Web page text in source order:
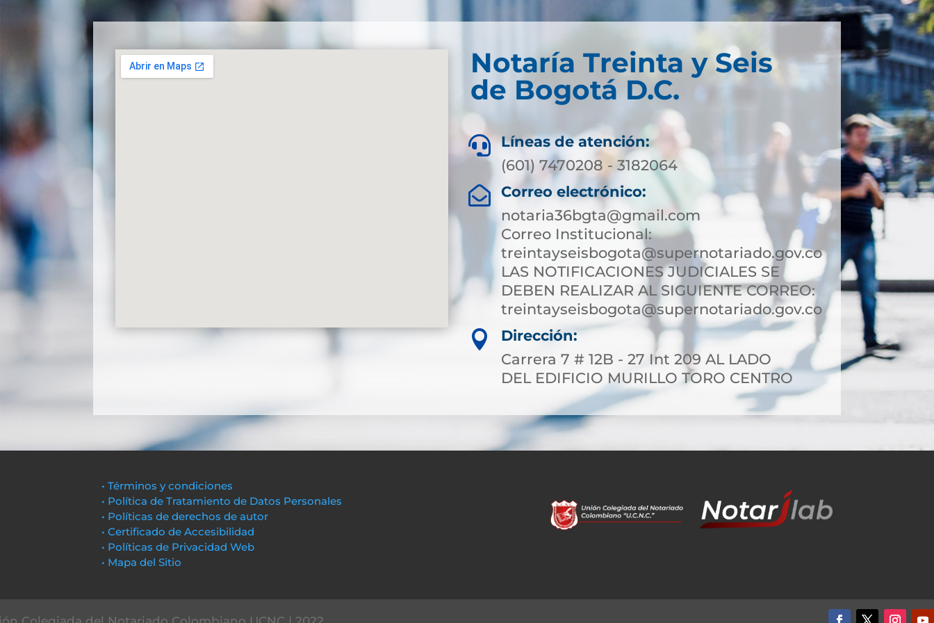
Notaría Treinta y Seis
de Bogotá D.C.
 Líneas de atención:
(601) 7470208 - 3182064

Correo electrónico:
notaria36bgta@gmail.com
Correo Institucional:
treintayseisbogota@supernotariado.gov.co
LAS NOTIFICACIONES JUDICIALES SE
DEBEN REALIZAR AL SIGUIENTE CORREO:
treintayseisbogota@supernotariado.gov.co

Dirección:
Carrera 7 # 12B - 27 Int 209 AL LADO
DEL EDIFICIO MURILLO TORO CENTRO
• Términos y condiciones
• Política de Tratamiento de Datos Personales
• Políticas de derechos de autor
• Certificado de Accesibilidad
• Políticas de Privacidad Web
• Mapa del Sitio